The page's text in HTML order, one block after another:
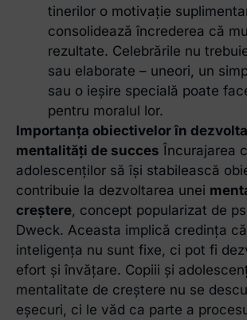
tinerilor o motivație
consolidează încrederea că
rezultate. Celebrările nu
sau elaborate – uneori, un
sau o ieșire specială poate
pentru moralul lor.
Importanța obiectivelor în
mentalități de succes Încurajarea
adolescenților să își stabilească
contribuie la dezvoltarea unei
creștere, concept popularizat de
Dweck. Aceasta implică credința
inteligența nu sunt fixe, ci pot fi
efort și învățare. Copiii și
mentalitate de creștere nu se
eșecuri, ci le văd ca parte a